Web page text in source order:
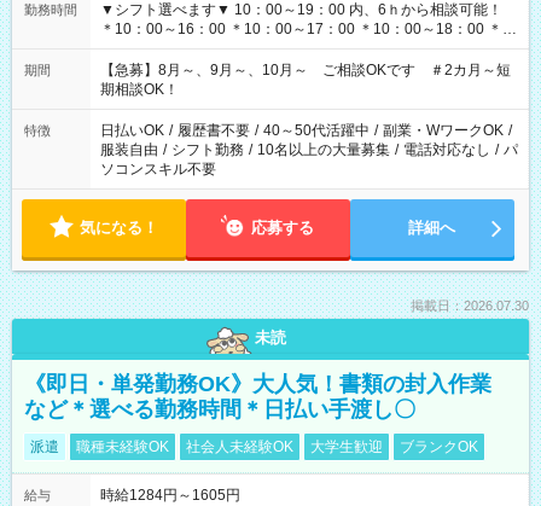
勤務時間
▼シフト選べます▼ 10：00～19：00 内、6ｈから相談可能！
＊10：00～16：00 ＊10：00～17：00 ＊10：00～18：00 ＊
11：00～19：00 ＊12：00～19：00 ＊13：00～19：00
期間
【急募】8月～、9月～、10月～ ご相談OKです ＃2カ月～短
期相談OK！
特徴 日払いOK / 履歴書不要 / 40～50代活躍中 / 副業・WワークOK /
服装自由 / シフト勤務 / 10名以上の大量募集 / 電話対応なし / パ
ソコンスキル不要
気になる！ 応募する 詳細へ
掲載日：2026.07.30
未読
《即日・単発勤務OK》大人気！書類の封入作業
など＊選べる勤務時間＊日払い手渡し〇
派遣 職種未経験OK 社会人未経験OK 大学生歓迎 ブランクOK
給与
時給1284円～1605円